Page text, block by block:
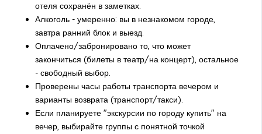
отеля сохранён в заметках.
Алкоголь - умеренно: вы в незнакомом городе,
завтра ранний блок и выезд.
Оплачено/забронировано то, что может
закончиться (билеты в театр/на концерт), остальное
- свободный выбор.
Проверены часы работы транспорта вечером и
варианты возврата (транспорт/такси).
Если планируете "экскурсии по городу купить" на
вечер, выбирайте группы с понятной точкой